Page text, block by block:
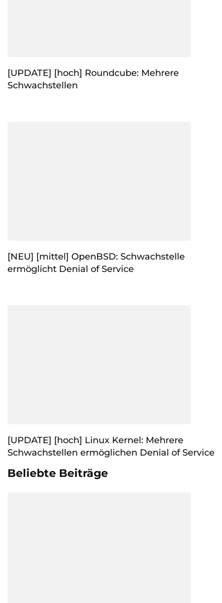
[UPDATE] [hoch] Roundcube: Mehrere
Schwachstellen
[NEU] [mittel] OpenBSD: Schwachstelle
ermöglicht Denial of Service
[UPDATE] [hoch] Linux Kernel: Mehrere
Schwachstellen ermöglichen Denial of Service
Beliebte Beiträge